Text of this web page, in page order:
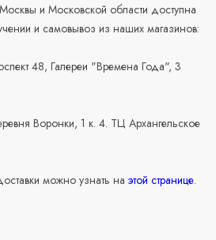
и Московской области доступна
и самовывоз из наших магазинов:
48, Галереи "Времена Года", 3
Воронки, 1 к. 4. ТЦ Архангельское
можно узнать на этой странице.